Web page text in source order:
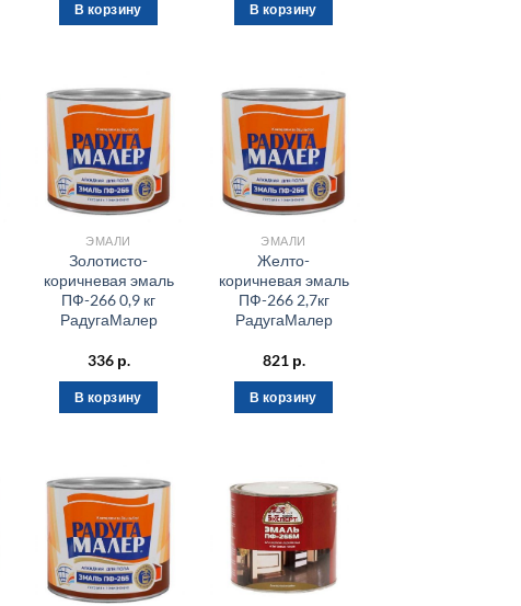
В корзину В корзину
ЭМАЛИ
Золотисто-
коричневая эмаль
ПФ-266 0,9 кг
РадугаМалер
336 р.
В корзину
ЭМАЛИ
Желто-
коричневая эмаль
ПФ-266 2,7кг
РадугаМалер
821 р.
В корзину